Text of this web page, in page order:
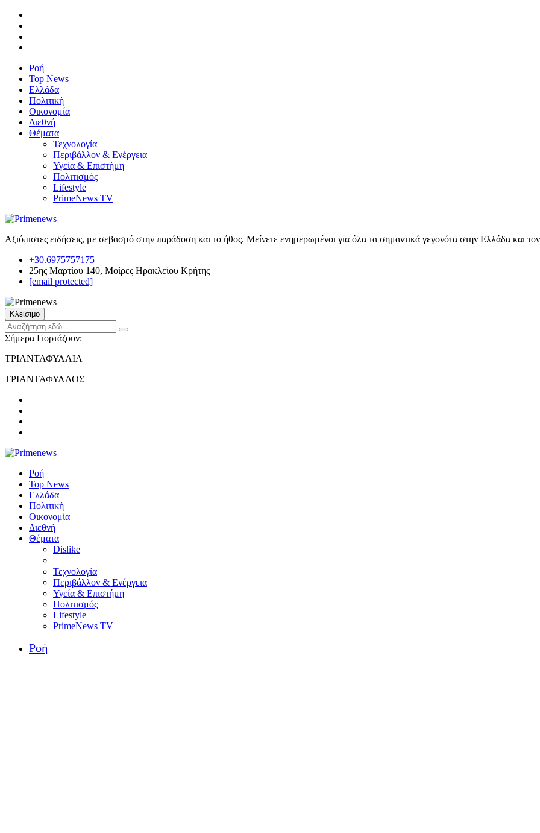
Ροή
Top News
Ελλάδα
Πολιτική
Οικονομία
Διεθνή
Θέματα
Τεχνολογία
Περιβάλλον & Ενέργεια
Υγεία & Επιστήμη
Πολιτισμός
Lifestyle
PrimeNews TV
Αξιόπιστες ειδήσεις, με σεβασμό στην παράδοση και το ήθος. Μείνετε ενημερωμένοι για όλα τα σημαντικά γεγονότα στην Ελλάδα και
+30.6975757175
25ης Μαρτίου 140, Μοίρες Ηρακλείου Κρήτης
[email protected]
Κλείσιμο
Σήμερα Γιορτάζουν:
ΤΡΙΑΝΤΑΦΥΛΛΙΑ
ΤΡΙΑΝΤΑΦΥΛΛΟΣ
Ροή
Top News
Ελλάδα
Πολιτική
Οικονομία
Διεθνή
Θέματα
Dislike
Τεχνολογία
Περιβάλλον & Ενέργεια
Υγεία & Επιστήμη
Πολιτισμός
Lifestyle
PrimeNews TV
Ροή